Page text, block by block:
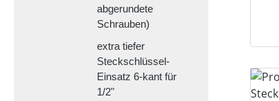
abgerundete
Schrauben)
extra tiefer
Steckschlüssel-
Einsatz 6-kant für
1/2"